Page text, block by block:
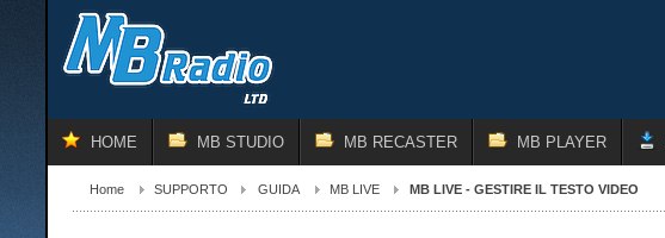
HOME MB STUDIO MB RECASTER MB PLAYER
Home SUPPORTO GUIDA MB LIVE MB LIVE - GESTIRE IL TESTO VIDEO